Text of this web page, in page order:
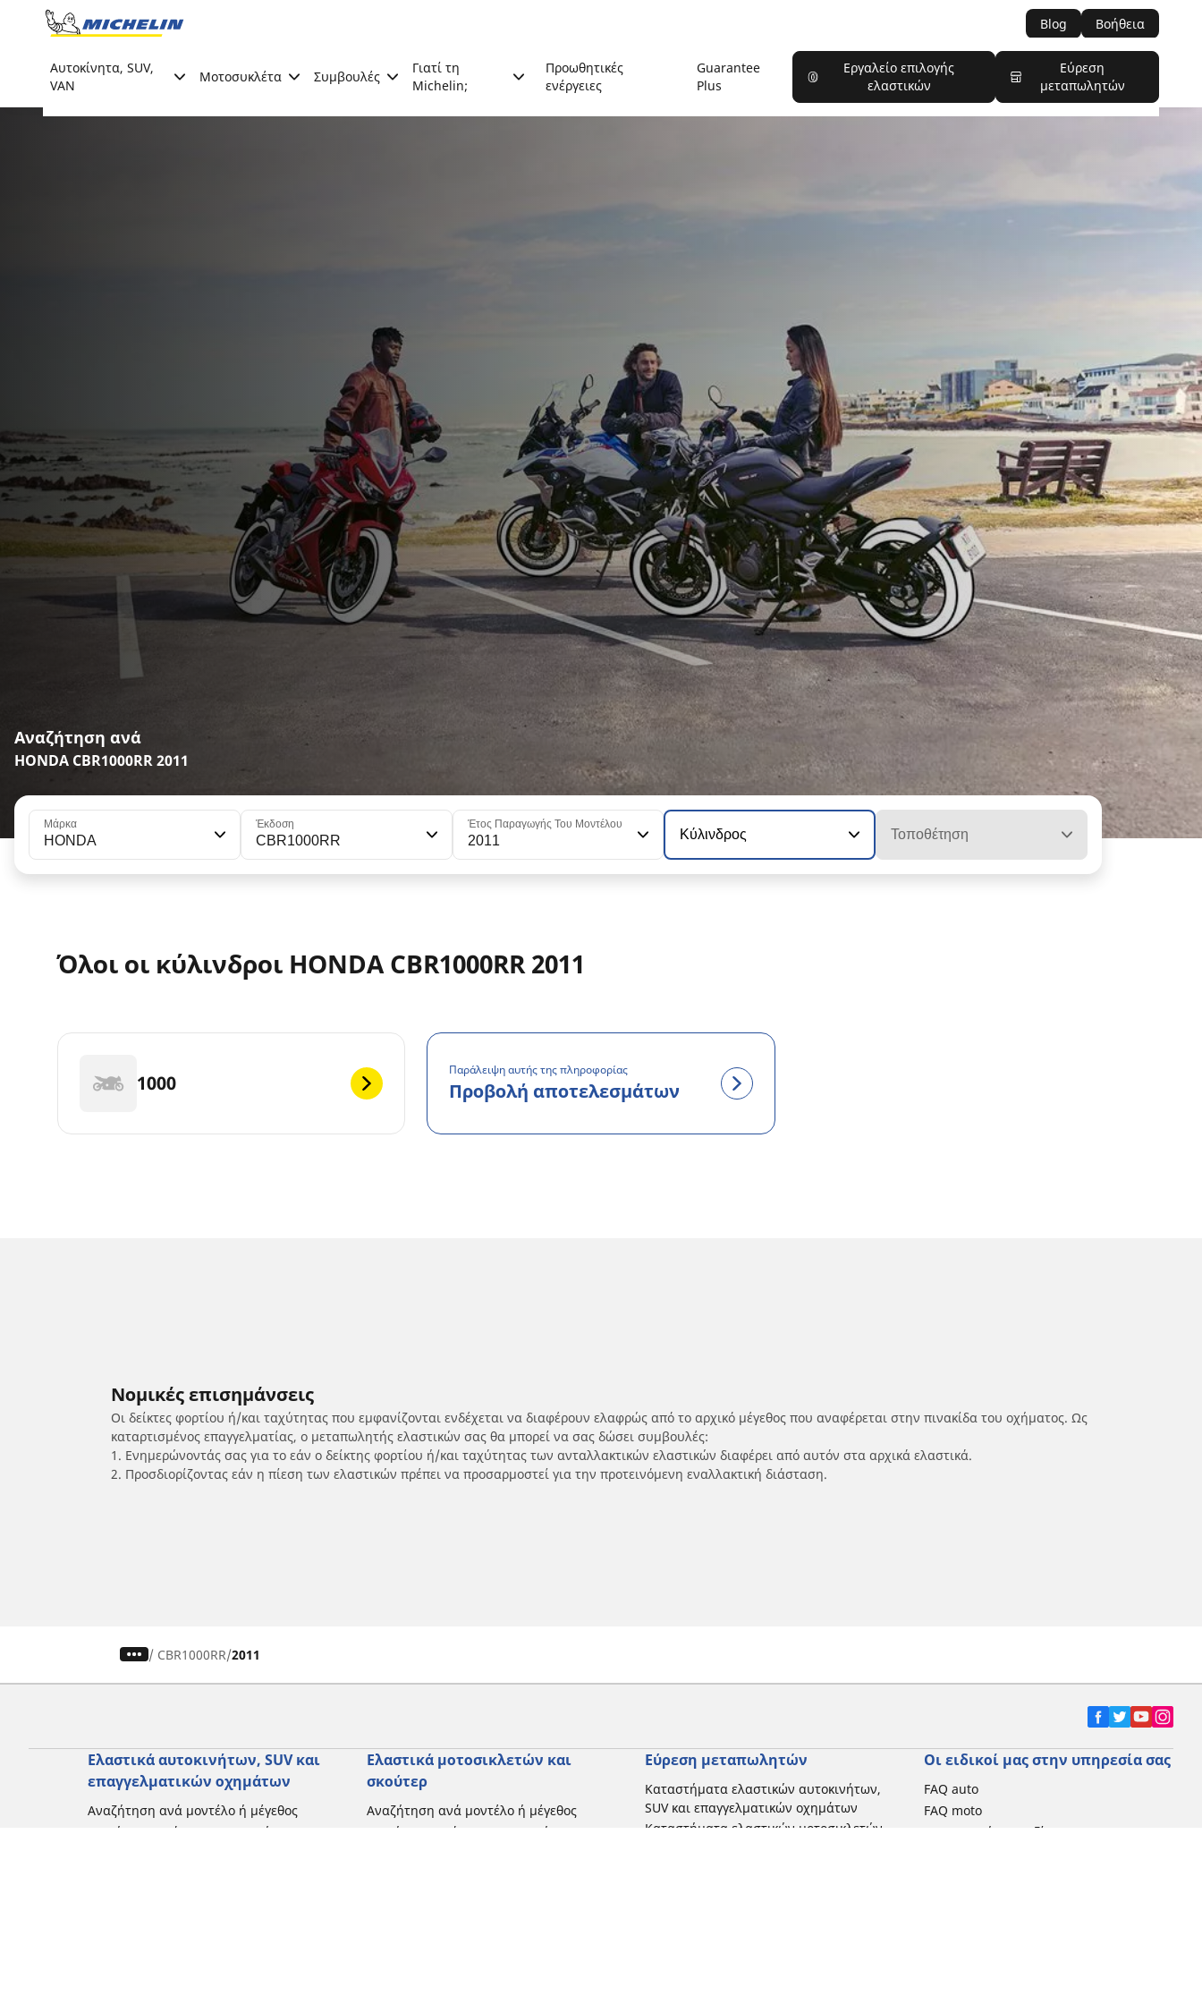
Go to page content
Blog Βοήθεια
Αυτοκίνητα, SUV,
VAN
Μοτοσυκλέτα Συμβουλές
Γιατί τη
Michelin;
Προωθητικές
ενέργειες
Guarantee
Plus
Εργαλείο επιλογής
ελαστικών
Εύρεση
μεταπωλητών
Αναζήτηση ανά
HONDA CBR1000RR 2011
Μάρκα
HONDA
Έκδοση
CBR1000RR
Έτος Παραγωγής Του Μοντέλου
2011 Κύλινδρος Τοποθέτηση
Όλοι οι κύλινδροι HONDA CBR1000RR 2011
1000
Παράλειψη αυτής της πληροφορίας
Προβολή αποτελεσμάτων
Νομικές επισημάνσεις
Οι δείκτες φορτίου ή/και ταχύτητας που εμφανίζονται ενδέχεται να διαφέρουν ελαφρώς από το αρχικό μέγεθος που αναφέρεται στην πινακίδα του οχήματος. Ως
καταρτισμένος επαγγελματίας, ο μεταπωλητής ελαστικών σας θα μπορεί να σας δώσει συμβουλές:
1. Ενημερώνοντάς σας για το εάν ο δείκτης φορτίου ή/και ταχύτητας των ανταλλακτικών ελαστικών διαφέρει από αυτόν στα αρχικά ελαστικά.
2. Προσδιορίζοντας εάν η πίεση των ελαστικών πρέπει να προσαρμοστεί για την προτεινόμενη εναλλακτική διάσταση.
/ CBR1000RR 2011
Ελαστικά αυτοκινήτων, SUV και
επαγγελματικών οχημάτων
Αναζήτηση ανά μοντέλο ή μέγεθος
Περιήγηση ανά κατασκευαστή
Ελαστικά μοτοσικλετών και
σκούτερ
Αναζήτηση ανά μοντέλο ή μέγεθος
Περιήγηση ανά κατασκευαστή
Εύρεση μεταπωλητών
Καταστήματα ελαστικών αυτοκινήτων,
SUV και επαγγελματικών οχημάτων
Καταστήματα ελαστικών μοτοσικλετών
Οι ειδικοί μας στην υπηρεσία σας
FAQ auto
FAQ moto
Επικοινωνήστε μαζί μας